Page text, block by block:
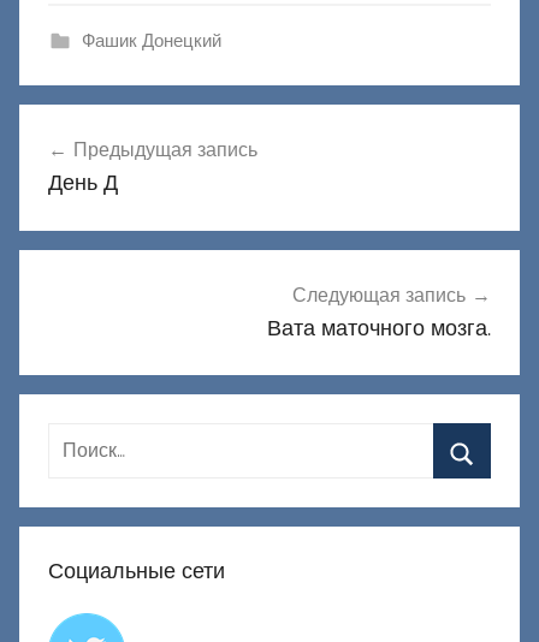
Фашик Донецкий
по
Предыдущая запись
День Д
Следующая запись
Вата маточного мозга.
Социальные сети